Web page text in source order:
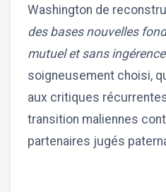
Washington de
des bases nouvelles
mutuel et sans
soigneusement choisi,
aux critiques
transition maliennes
partenaires jugés